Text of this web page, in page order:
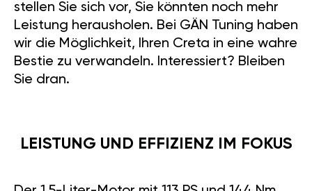
stellen Sie sich vor, Sie könnten noch mehr
Leistung herausholen. Bei GÄN Tuning haben
wir die Möglichkeit, Ihren Creta in eine wahre
Bestie zu verwandeln. Interessiert? Bleiben
Sie dran.
LEISTUNG UND EFFIZIENZ IM FOKUS